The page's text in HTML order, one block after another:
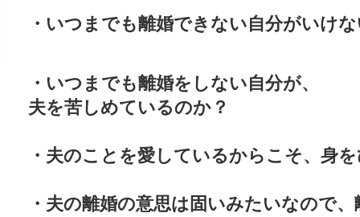
・いつまでも離婚できない自分がいけ
・いつまでも離婚をしない自分が、
夫を苦しめているのか？
・夫のことを愛しているからこそ、身
・夫の離婚の意思は固いみたいなので